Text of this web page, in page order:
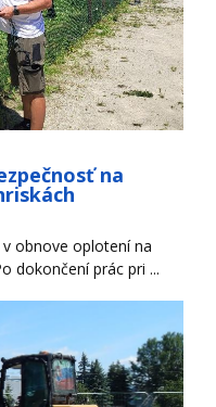
na
obnove oplotení na
dokončení prác pri ...